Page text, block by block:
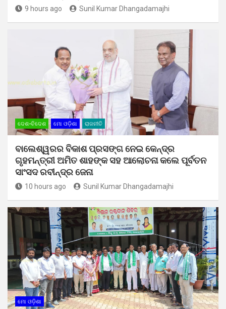
9 hours ago Sunil Kumar Dhangadamajhi
ଦେଶ-ବିଦେଶ ମୋ ଓଡ଼ିଶା ରାଜନୀତି
ବାଲେଶ୍ୱରର ବିକାଶ ପ୍ରସଙ୍ଗ ନେଇ କେନ୍ଦ୍ର
ଗୃହମନ୍ତ୍ରୀ ଅମିତ ଶାହଙ୍କ ସହ ଆଲୋଚନା କଲେ ପୂର୍ବତନ
ସାଂସଦ ରବୀନ୍ଦ୍ର ଜେନା
10 hours ago Sunil Kumar Dhangadamajhi
ମୋ ଓଡ଼ିଶା